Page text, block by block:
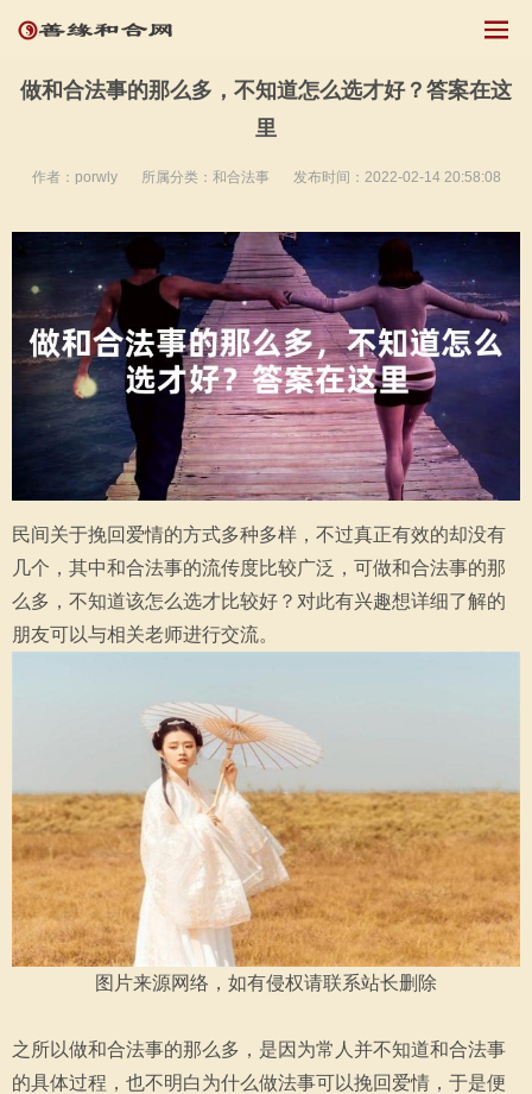
做和合法事的那么多，不知道怎么选才好？答案在这
里
作者：porwly 所属分类： 和合法事 发布时间：2022-02-14 20:58:08
民间关于挽回爱情的方式多种多样，不过真正有效的却没有
几个，其中和合法事的流传度比较广泛，可做和合法事的那
么多，不知道该怎么选才比较好？对此有兴趣想详细了解的
朋友可以与相关老师进行交流。
图片来源网络，如有侵权请联系站长删除
之所以做和合法事的那么多，是因为常人并不知道和合法事
的具体过程，也不明白为什么做法事可以挽回爱情，于是便